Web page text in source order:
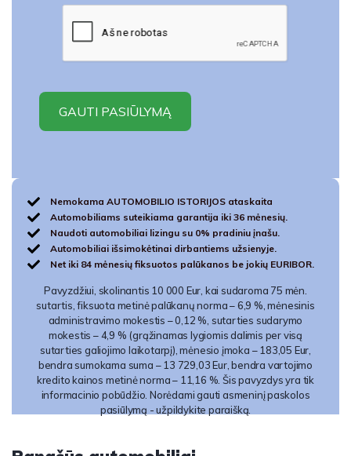
Nemokama AUTOMOBILIO ISTORIJOS ataskaita
Automobiliams suteikiama garantija iki 36 mėnesių.
Naudoti automobiliai lizingu su 0% pradiniu įnašu.
Automobiliai išsimokėtinai dirbantiems užsienyje.
Net iki 84 mėnesių fiksuotos palūkanos be jokių EURIBOR.
Pavyzdžiui, skolinantis 10 000 Eur, kai sudaroma 75 mėn.
sutartis, fiksuota metinė palūkanų norma – 6,9 %, mėnesinis
administravimo mokestis – 0,12 %, sutarties sudarymo
mokestis – 4,9 % (grąžinamas lygiomis dalimis per visą
sutarties galiojimo laikotarpį), mėnesio įmoka – 183,05 Eur,
bendra sumokama suma – 13 729,03 Eur, bendra vartojimo
kredito kainos metinė norma – 11,16 %. Šis pavyzdys yra tik
informacinio pobūdžio. Norėdami gauti asmeninį paskolos
pasiūlymą - užpildykite paraišką.